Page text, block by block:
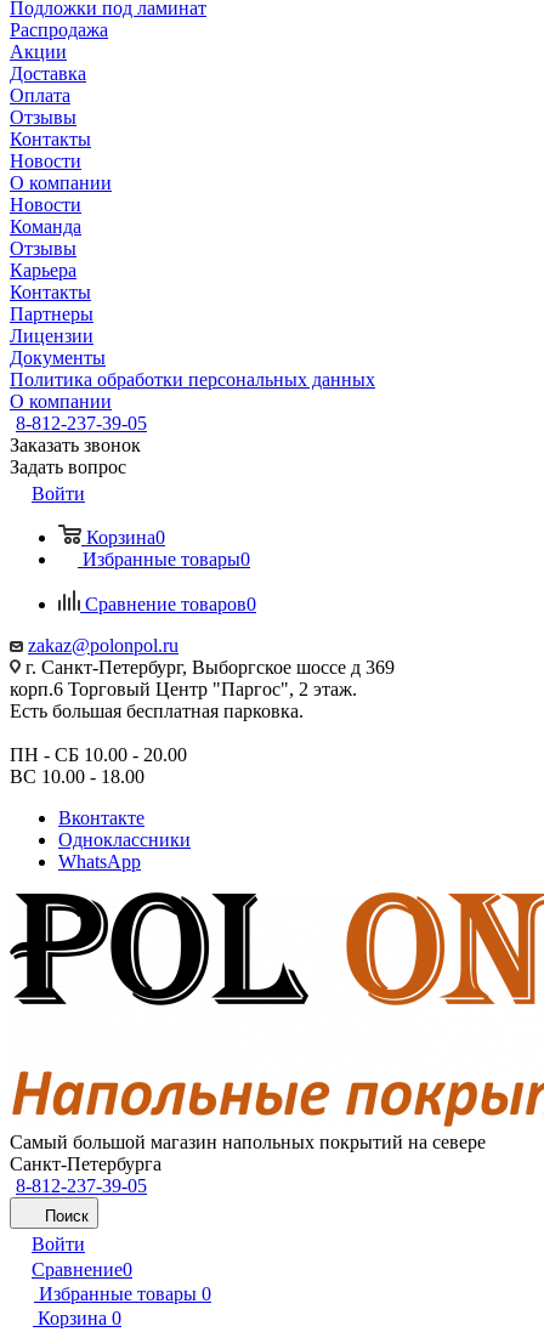
Подложки под ламинат
Распродажа
Акции
Доставка
Оплата
Отзывы
Контакты
Новости
О компании
Новости
Команда
Отзывы
Карьера
Контакты
Партнеры
Лицензии
Документы
Политика обработки персональных данных
О компании
8-812-237-39-05
Заказать звонок
Задать вопрос
Войти
Корзина0
Избранные товары0
Сравнение товаров0
zakaz@polonpol.ru
г. Санкт-Петербург, Выборгское шоссе д 369
корп.6 Торговый Центр "Паргос", 2 этаж.
Есть большая бесплатная парковка.
ПН - СБ 10.00 - 20.00
ВС 10.00 - 18.00
Вконтакте
Одноклассники
WhatsApp
Самый большой магазин напольных покрытий на севере
Санкт-Петербурга
8-812-237-39-05
Поиск
Войти
Сравнение0
Избранные товары 0
Корзина 0